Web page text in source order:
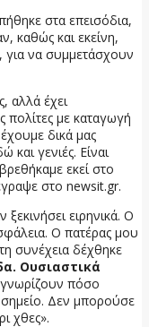
στα επεισόδια,
καθώς και εκείνη,
για να συμμετάσχουν
αλλά έχει
πολίτες με καταγωγή
δικά μας
και γενιές. Είναι
εκεί στο
στο newsit.gr.
ειρηνικά. Ο
Ο πατέρας μου
συνέχεια δέχθηκε
Ουσιαστικά
γνωρίζουν πόσο
σημείο. Δεν μπορούσε
χθες».